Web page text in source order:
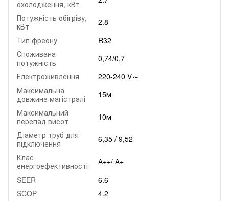
охолодження, кВт
Потужність обігріву,
кВт
2.8
Тип фреону
R32
Споживана
потужність
0,74/0,7
Електроживлення
220-240 V～
Максимальна
довжина магістралі
15м
Максимальний
перепад висот
10м
Діаметр труб для
підключення
6,35 / 9,52
Клас
енергоефективності
А++/ А+
SEER
6.6
SCOP
4.2